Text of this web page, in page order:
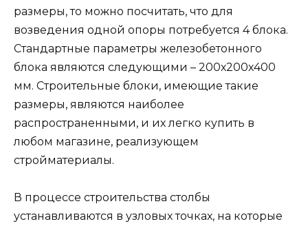
размеры, то можно посчитать, что для
возведения одной опоры потребуется 4 блока.
Стандартные параметры железобетонного
блока являются следующими – 200х200х400
мм. Строительные блоки, имеющие такие
размеры, являются наиболее
распространенными, и их легко купить в
любом магазине, реализующем
стройматериалы.
В процессе строительства столбы
устанавливаются в узловых точках, на которые